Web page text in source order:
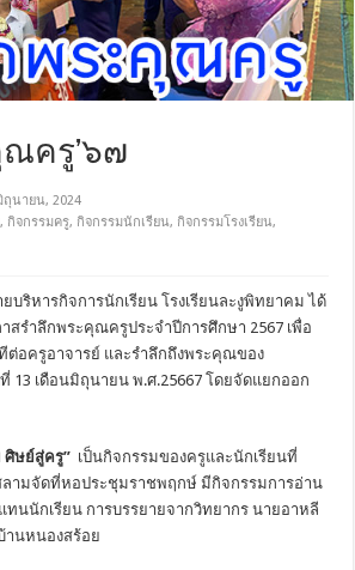
ครู’๖๗
ถุนายน, 2024
, กิจกรรมครู, กิจกรรมนักเรียน, กิจกรรมโรงเรียน,
บริหารกิจการนักเรียน โรงเรียนละงูพิทยาคม ได้
สรำลึกพระคุณครูประจำปีการศึกษา 2567 เพื่อ
อครูอาจารย์ และรำลึกถึงพระคุณของ
13 เดือนมิถุนายน พ.ศ.25667 โดยจัดแยกออก
ศิษย์สู่ครู” เป็นกิจกรรมของครูและนักเรียนที่
ามจัดที่หอประชุมราชพฤกษ์ มีกิจกรรมการอ่าน
นนักเรียน การบรรยายจากวิทยากร นายอาหลี
นหนองสร้อย